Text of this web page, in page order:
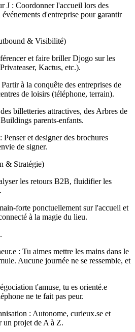
J : Coordonner l'accueil lors des
d'entreprise pour garantir
& Visibilité)
et faire briller Djogo sur les
Kactus, etc.).
à la conquête des entreprises de
de loisirs (téléphone, terrain).
billetteries attractives, des Arbres de
parents-enfants.
Penser et designer des brochures
de signer.
& Stratégie)
les retours B2B, fluidifier les
forte ponctuellement sur l'accueil et
à la magie du lieu.
: Tu aimes mettre les mains dans le
Aucune journée ne se ressemble, et
t'amuse, tu es orienté.e
ne te fait pas peur.
: Autonome, curieux.se et
un projet de A à Z.